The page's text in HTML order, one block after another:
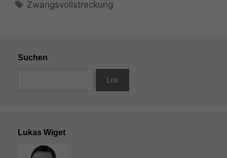
Schlagwörter
Zwangsvollstreckung
Suchen
Lukas Wiget